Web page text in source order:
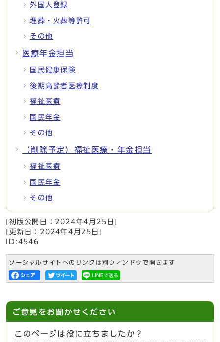
外国人登録
埋葬・火葬等許可
その他
医療年金担当
国民健康保険
後期高齢者医療制度
福祉医療
国民年金
その他
（削除予定）福祉医療・年金担当
福祉医療
国民年金
その他
[初版公開日： 2024年4月25日
[更新日： 2024年4月25日
ID:4546
ソーシャルサイトへのリンクは別ウィンドウで開きます
ご意見をお聞かせください
このページは役に立ちましたか？